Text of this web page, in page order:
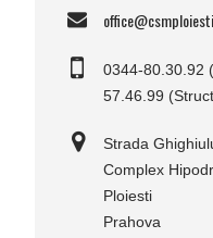
0344-80.30.92
57.46.99
Strada
Complex
Ploiesti
Prahova